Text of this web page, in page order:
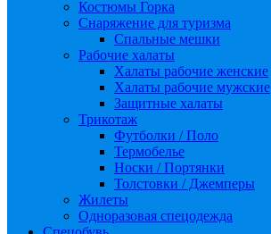
Костюмы Горка
Снаряжение для туризма
Спальные мешки
Рабочие халаты
Халаты рабочие женские
Халаты рабочие мужские
Защитные халаты
Трикотаж
Футболки / Поло
Термобелье
Носки / Портянки
Толстовки / Джемперы
Жилеты
Одноразовая спецодежда